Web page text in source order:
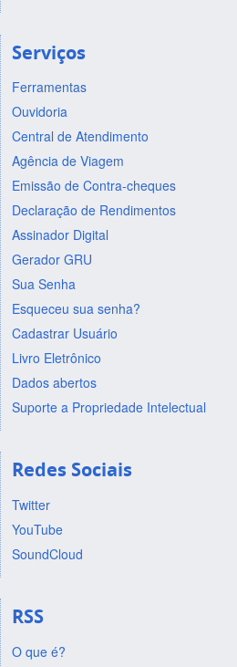
Serviços
Ferramentas
Ouvidoria
Central de Atendimento
Agência de Viagem
Emissão de Contra-cheques
Declaração de Rendimentos
Assinador Digital
Gerador GRU
Sua Senha
Esqueceu sua senha?
Cadastrar Usuário
Livro Eletrônico
Dados abertos
Suporte a Propriedade Intelectual
Redes Sociais
Twitter
YouTube
SoundCloud
RSS
O que é?